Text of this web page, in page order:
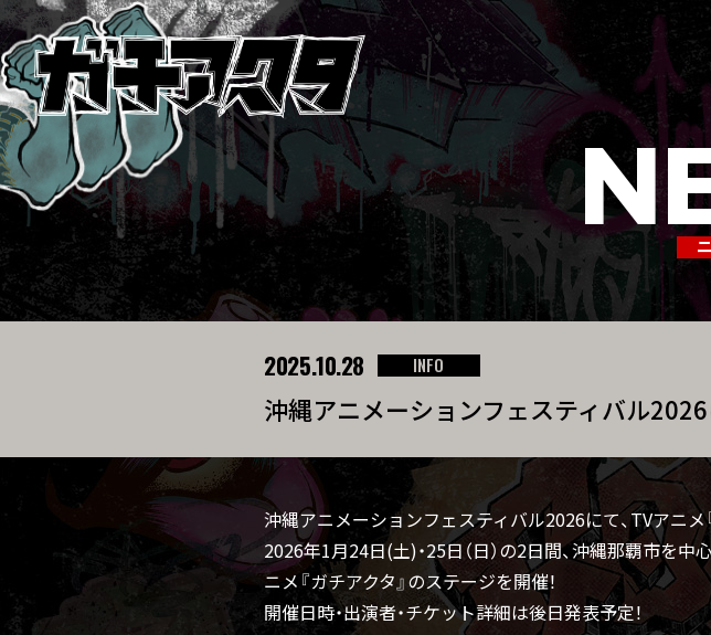
2025.10.28 INFO
沖縄アニメーションフェスティバル2026
沖縄アニメーションフェスティバル2026にて、TVアニメ
2026年1月24日(土)・25日（日）の2日間、沖縄那覇市を
ニメ『ガチアクタ』のステージを開催！
開催日時・出演者・チケット詳細は後日発表予定！